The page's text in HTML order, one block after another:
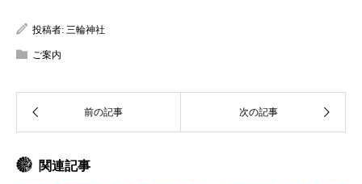
投稿者: 三輪神社
ご案内
関連記事